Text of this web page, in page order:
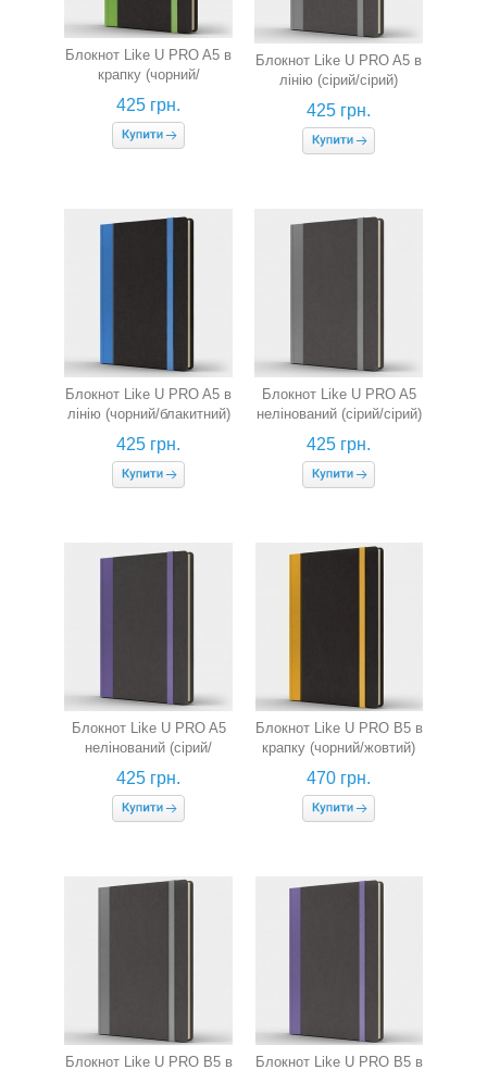
Блокнот Like U PRO A5 в
крапку (чорний/
салатовий)
425 грн.
Блокнот Like U PRO A5 в
лінію (сірий/сірий)
425 грн.
Блокнот Like U PRO A5 в
лінію (чорний/блакитний)
425 грн.
Блокнот Like U PRO A5
нелінований (сірий/сірий)
425 грн.
Блокнот Like U PRO A5
нелінований (сірий/
фіолетовий)
425 грн.
Блокнот Like U PRO В5 в
крапку (чорний/жовтий)
470 грн.
Блокнот Like U PRO В5 в Блокнот Like U PRO В5 в